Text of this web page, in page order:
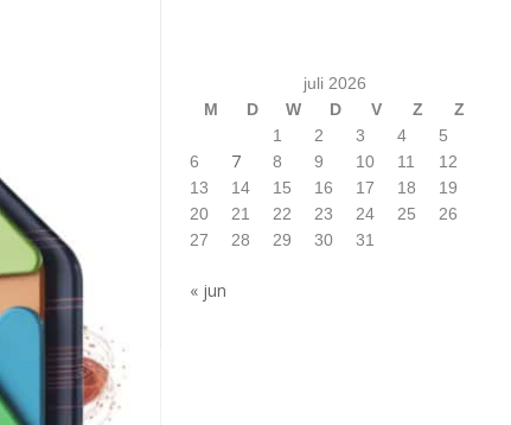
juli 2026
M
D W D V Z
Z
1
2 3 4
5
6
7 8 9 10 11
12
13
14 15 16 17 18
19
20
21 22 23 24 25
26
27
28 29 30 31
« jun